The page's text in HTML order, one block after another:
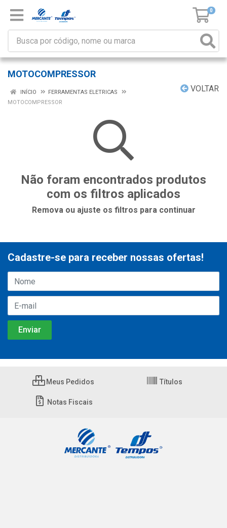
0
MOTOCOMPRESSOR
VOLTAR
INÍCIO
FERRAMENTAS ELETRICAS
MOTOCOMPRESSOR
Não foram encontrados produtos
com os filtros aplicados
Remova ou ajuste os filtros para continuar
Cadastre-se para receber nossas ofertas!
Meus Pedidos Títulos
Notas Fiscais